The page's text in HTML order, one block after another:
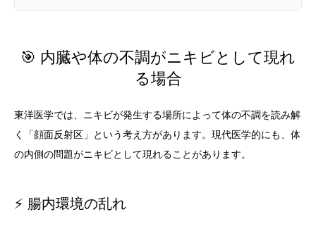
🎯 内臓や体の不調がニキビとして現れ
る場合
東洋医学では、ニキビが発生する場所によって体の不調を読み解
く「顔面反射区」という考え方があります。現代医学的にも、体
の内側の問題がニキビとして現れることがあります。
⚡ 腸内環境の乱れ